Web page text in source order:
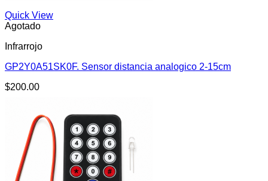
Quick View
Agotado
Infrarrojo
GP2Y0A51SK0F. Sensor distancia analogico 2-15cm
$200.00